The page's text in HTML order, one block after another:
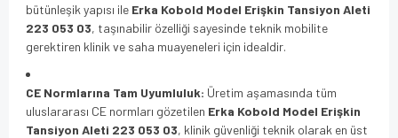
bütünleşik yapısı ile Erka Kobold Model Erişkin Tansiyon Aleti
223 053 03, taşınabilir özelliği sayesinde teknik mobilite
gerektiren klinik ve saha muayeneleri için idealdir.
CE Normlarına Tam Uyumluluk: Üretim aşamasında tüm
uluslararası CE normları gözetilen Erka Kobold Model Erişkin
Tansiyon Aleti 223 053 03, klinik güvenliği teknik olarak en üst